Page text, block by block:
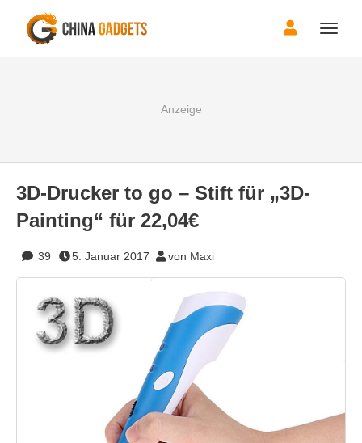
Toggle
3D-Drucker to go – Stift für „3D-
Painting“ für 22,04€
39 5. Januar 2017 von Maxi